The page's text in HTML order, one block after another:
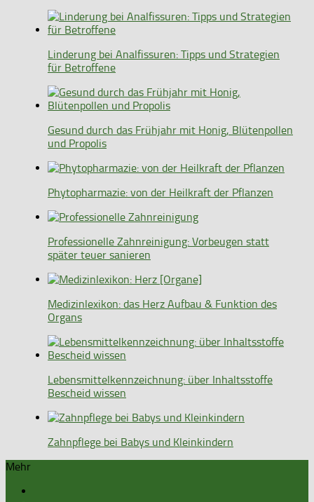
Linderung bei Analfissuren: Tipps und Strategien
für Betroffene
Gesund durch das Frühjahr mit Honig, Blütenpollen
und Propolis
Phytopharmazie: von der Heilkraft der Pflanzen
Professionelle Zahnreinigung: Vorbeugen statt
später teuer sanieren
Medizinlexikon: das Herz Aufbau & Funktion des
Organs
Lebensmittelkennzeichnung: über Inhaltsstoffe
Bescheid wissen
Zahnpflege bei Babys und Kleinkindern
Mehr